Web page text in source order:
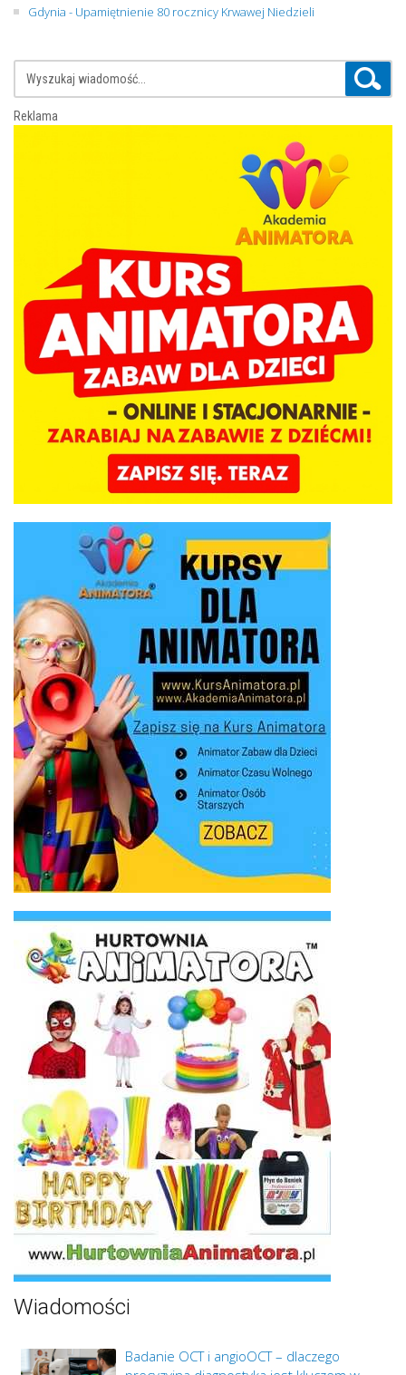
Gdynia - Upamiętnienie 80 rocznicy Krwawej Niedzieli
Reklama
Wiadomości
Badanie OCT i angioOCT – dlaczego